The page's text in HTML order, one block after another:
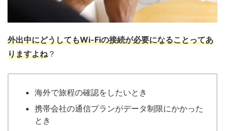
外出中にどうしてもWi-Fiの接続が必要になることってあ
りますよね？
海外で旅程の確認をしたいとき
携帯会社の通信プランがデータ制限にかかった
とき